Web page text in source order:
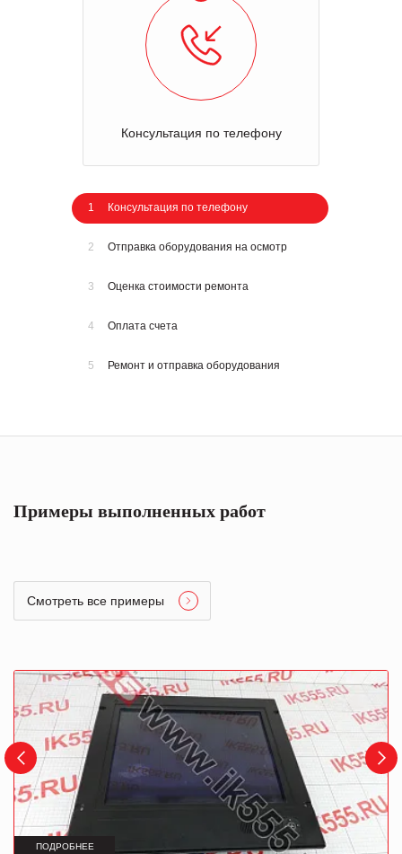
Консультация по телефону
1 Консультация по телефону
2 Отправка оборудования на осмотр
3 Оценка стоимости ремонта
4 Оплата счета
5 Ремонт и отправка оборудования
Примеры выполненных работ
Смотреть все примеры
ПОДРОБНЕЕ